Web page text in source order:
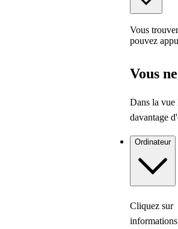
Vous
pouvez
Vous
Dans la vue
davantage
Ordinateur
Cliquez sur